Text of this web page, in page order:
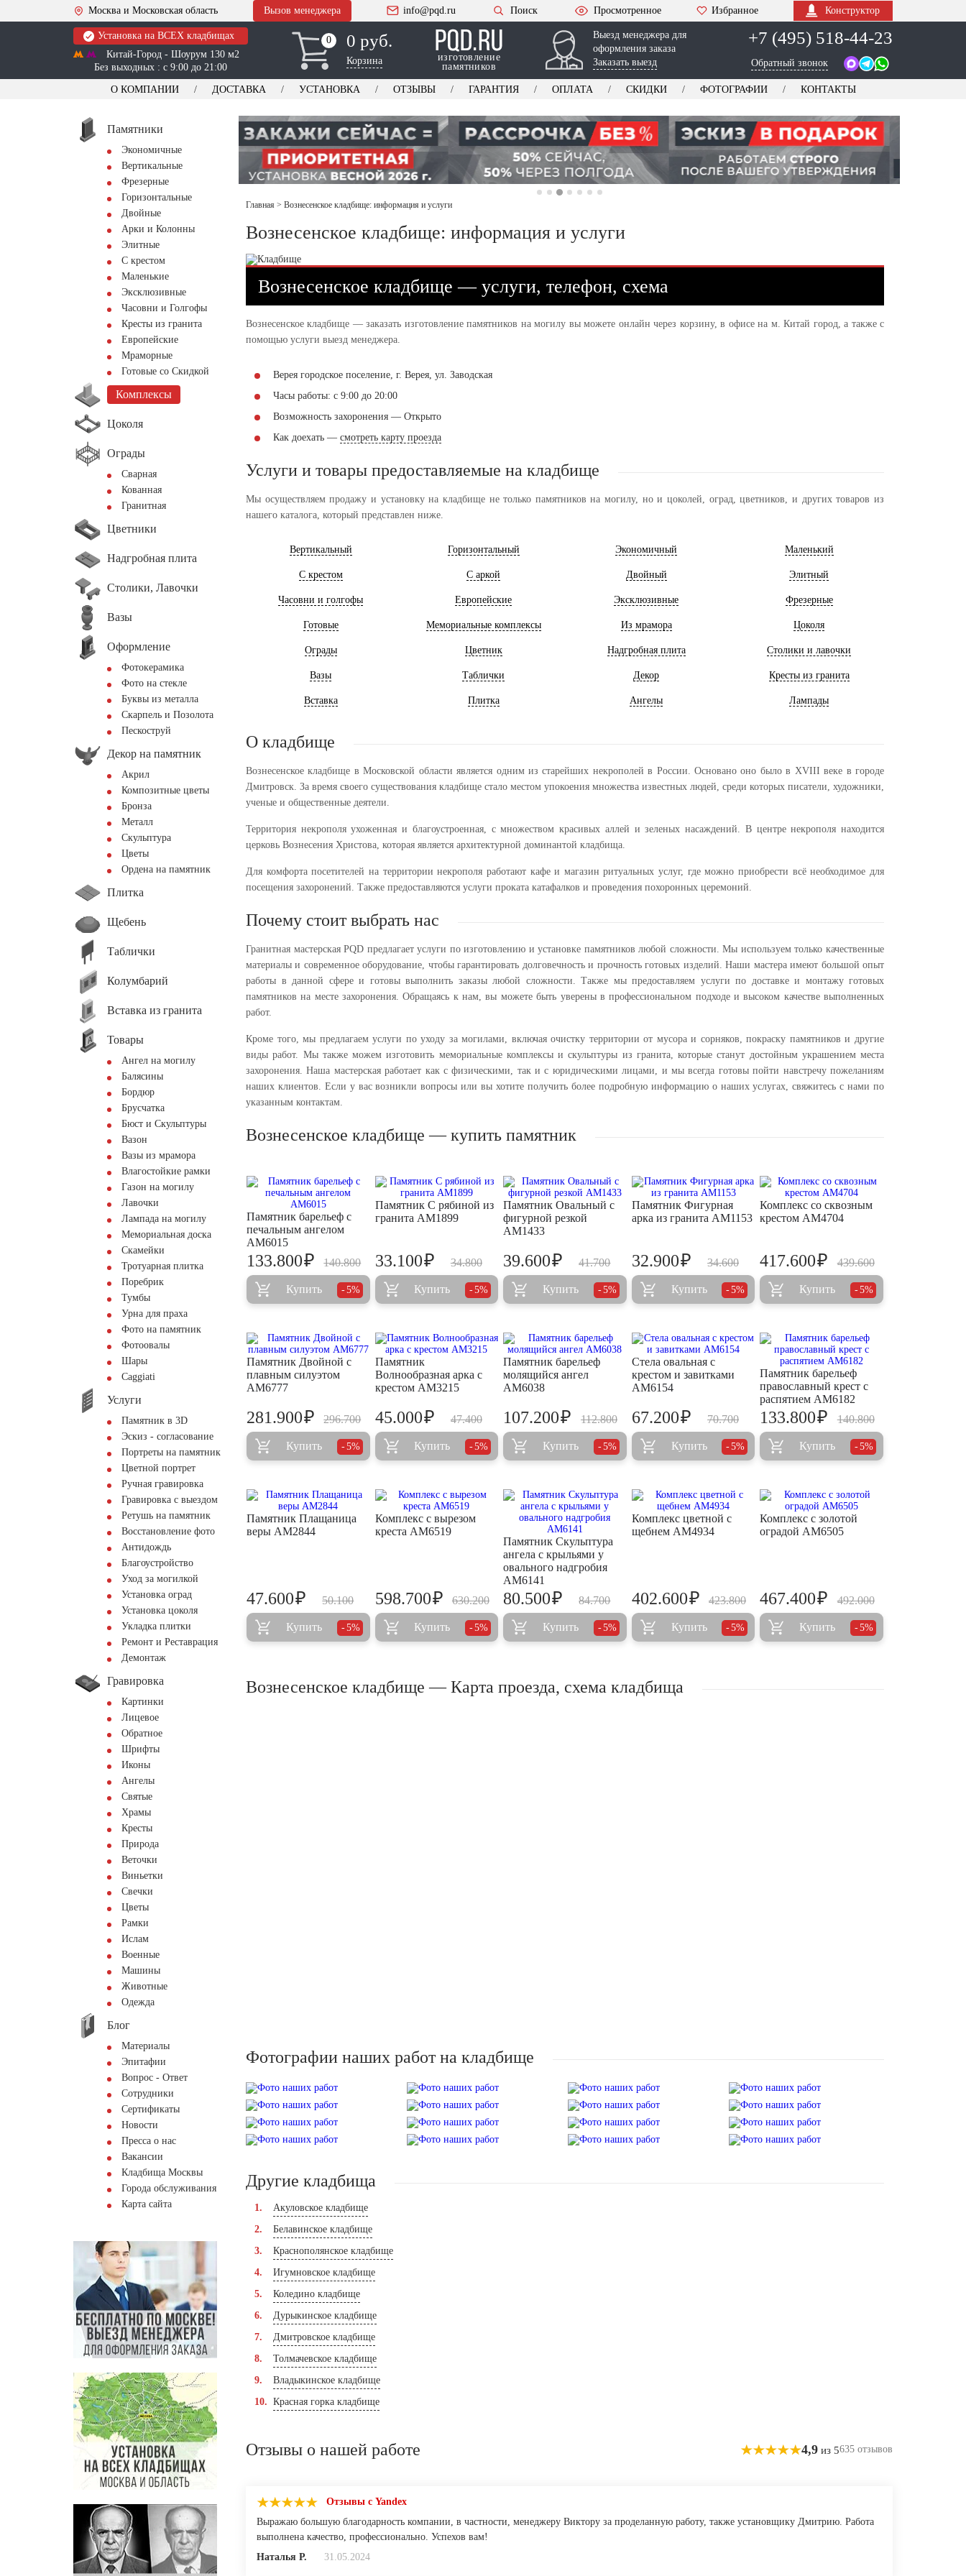
Москва и Московская область Вызов менеджера info@pqd.ru Поиск Просмотренное Избранное Конструктор
Установка на ВСЕХ кладбищах
Китай-Город - Шоурум 130 м2
Без выходных : с 9:00 до 21:00
0
0 0 руб.
Корзина
изготовление
памятников
Выезд менеджера для
оформления заказа
Заказать выезд
+7 (495) 518-44-23
Обратный звонок
О КОМПАНИИ ДОСТАВКА УСТАНОВКА ОТЗЫВЫ ГАРАНТИЯ ОПЛАТА СКИДКИ ФОТОГРАФИИ КОНТАКТЫ
Памятники
Экономичные
Вертикальные
Фрезерные
Горизонтальные
Двойные
Арки и Колонны
Элитные
С крестом
Маленькие
Эксклюзивные
Часовни и Голгофы
Кресты из гранита
Европейские
Мраморные
Готовые со Скидкой
Комплексы
Цоколя
Ограды
Сварная
Кованная
Гранитная
Цветники
Надгробная плита
Столики, Лавочки
Вазы
Оформление
Фотокерамика
Фото на стекле
Буквы из металла
Скарпель и Позолота
Пескоструй
Декор на памятник
Акрил
Композитные цветы
Бронза
Металл
Скульптура
Цветы
Ордена на памятник
Плитка
Щебень
Таблички
Колумбарий
Вставка из гранита
Товары
Ангел на могилу
Балясины
Бордюр
Брусчатка
Бюст и Скульптуры
Вазон
Вазы из мрамора
Влагостойкие рамки
Газон на могилу
Лавочки
Лампада на могилу
Мемориальная доска
Скамейки
Тротуарная плитка
Поребрик
Тумбы
Урна для праха
Фото на памятник
Фотоовалы
Шары
Сaggiati
Услуги
Памятник в 3D
Эскиз - согласование
Портреты на памятник
Цветной портрет
Ручная гравировка
Гравировка с выездом
Ретушь на памятник
Восстановление фото
Антидождь
Благоустройство
Уход за могилкой
Установка оград
Установка цоколя
Укладка плитки
Ремонт и Реставрация
Демонтаж
Гравировка
Картинки
Лицевое
Обратное
Шрифты
Иконы
Ангелы
Святые
Храмы
Кресты
Природа
Веточки
Виньетки
Свечки
Цветы
Рамки
Ислам
Военные
Машины
Животные
Одежда
Блог
Материалы
Эпитафии
Вопрос - Ответ
Сотрудники
Сертификаты
Новости
Пресса о нас
Вакансии
Кладбища Москвы
Города обслуживания
Карта сайта
Главная > Вознесенское кладбище: информация и услуги
Вознесенское кладбище: информация и услуги
Вознесенское кладбище — услуги, телефон, схема
Вознесенское кладбище — заказать изготовление памятников на могилу вы можете онлайн через корзину, в офисе на м. Китай город, а также с
помощью услуги выезд менеджера.
Верея городское поселение, г. Верея, ул. Заводская
Часы работы: с 9:00 до 20:00
Возможность захоронения — Открыто
Как доехать — смотреть карту проезда
Услуги и товары предоставляемые на кладбище
Мы осуществляем продажу и установку на кладбище не только памятников на могилу, но и цоколей, оград, цветников, и других товаров из
нашего каталога, который представлен ниже.
Вертикальный Горизонтальный Экономичный Маленький
С крестом С аркой Двойный Элитный
Часовни и голгофы Европейские Эксклюзивные Фрезерные
Готовые Мемориальные комплексы Из мрамора Цоколя
Ограды Цветник Надгробная плита Столики и лавочки
Вазы Таблички Декор Кресты из гранита
Вставка Плитка Ангелы Лампады
О кладбище
Вознесенское кладбище в Московской области является одним из старейших некрополей в России. Основано оно было в XVIII веке в городе
Дмитровск. За время своего существования кладбище стало местом упокоения множества известных людей, среди которых писатели, художники,
ученые и общественные деятели.
Территория некрополя ухоженная и благоустроенная, с множеством красивых аллей и зеленых насаждений. В центре некрополя находится
церковь Вознесения Христова, которая является архитектурной доминантой кладбища.
Для комфорта посетителей на территории некрополя работают кафе и магазин ритуальных услуг, где можно приобрести всё необходимое для
посещения захоронений. Также предоставляются услуги проката катафалков и проведения похоронных церемоний.
Почему стоит выбрать нас
Гранитная мастерская PQD предлагает услуги по изготовлению и установке памятников любой сложности. Мы используем только качественные
материалы и современное оборудование, чтобы гарантировать долговечность и прочность готовых изделий. Наши мастера имеют большой опыт
работы в данной сфере и готовы выполнить заказы любой сложности. Также мы предоставляем услуги по доставке и монтажу готовых
памятников на месте захоронения. Обращаясь к нам, вы можете быть уверены в профессиональном подходе и высоком качестве выполненных
работ.
Кроме того, мы предлагаем услуги по уходу за могилами, включая очистку территории от мусора и сорняков, покраску памятников и другие
виды работ. Мы также можем изготовить мемориальные комплексы и скульптуры из гранита, которые станут достойным украшением места
захоронения. Наша мастерская работает как с физическими, так и с юридическими лицами, и мы всегда готовы пойти навстречу пожеланиям
наших клиентов. Если у вас возникли вопросы или вы хотите получить более подробную информацию о наших услугах, свяжитесь с нами по
указанным контактам.
Вознесенское кладбище — купить памятник
Памятник барельеф с
печальным ангелом
AM6015
140.800
133.800₽
Купить 5%
Памятник С рябиной из
гранита AM1899
34.800
33.100₽
Купить 5%
Памятник Овальный с
фигурной резкой
AM1433
41.700
39.600₽
Купить 5%
Памятник Фигурная
арка из гранита AM1153
34.600
32.900₽
Купить 5%
Комплекс со сквозным
крестом AM4704
439.600
417.600₽
Купить 5%
Памятник Двойной с
плавным силуэтом
AM6777
296.700
281.900₽
Купить 5%
Памятник
Волнообразная арка с
крестом AM3215
47.400
45.000₽
Купить 5%
Памятник барельеф
молящийся ангел
AM6038
112.800
107.200₽
Купить 5%
Стела овальная с
крестом и завитками
AM6154
70.700
67.200₽
Купить 5%
Памятник барельеф
православный крест с
распятием AM6182
140.800
133.800₽
Купить 5%
Памятник Плащаница
веры AM2844
50.100
47.600₽
Купить 5%
Комплекс с вырезом
креста AM6519
630.200
598.700₽
Купить 5%
Памятник Скульптура
ангела с крыльями у
овального надгробия
AM6141
84.700
80.500₽
Купить 5%
Комплекс цветной с
щебнем AM4934
423.800
402.600₽
Купить 5%
Комплекс с золотой
оградой AM6505
492.000
467.400₽
Купить 5%
Вознесенское кладбище — Карта проезда, схема кладбища
Фотографии наших работ на кладбище
Другие кладбища
Акуловское кладбище
Белавинское кладбище
Краснополянское кладбище
Игумновское кладбище
Коледино кладбище
Дурыкинское кладбище
Дмитровское кладбище
Толмачевское кладбище
Владыкинское кладбище
Красная горка кладбище
Отзывы о нашей работе 4,9 из 5635 отзывов
Отзывы с Yandex
Выражаю большую благодарность компании, в частности, менеджеру Виктору за проделанную работу, также установщику Дмитрию. Работа
выполнена качество, профессионально. Успехов вам!
Наталья Р.
31.05.2024